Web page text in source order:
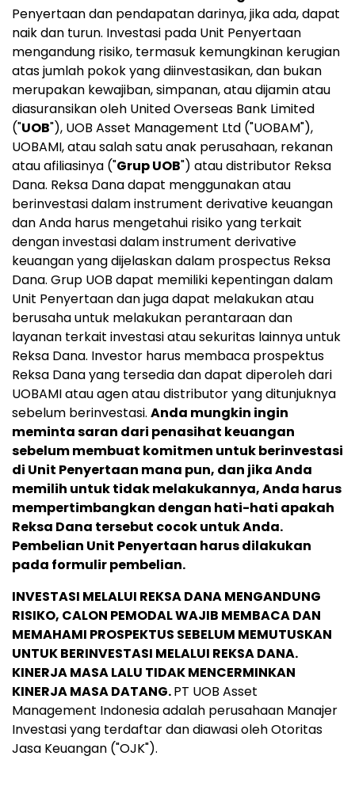
Penyertaan dan pendapatan darinya, jika ada, dapat
naik dan turun. Investasi pada Unit Penyertaan
mengandung risiko, termasuk kemungkinan kerugian
atas jumlah pokok yang diinvestasikan, dan bukan
merupakan kewajiban, simpanan, atau dijamin atau
diasuransikan oleh United Overseas Bank Limited
("UOB"), UOB Asset Management Ltd ("UOBAM"),
UOBAMI, atau salah satu anak perusahaan, rekanan
atau afiliasinya ("Grup UOB") atau distributor Reksa
Dana. Reksa Dana dapat menggunakan atau
berinvestasi dalam instrument derivative keuangan
dan Anda harus mengetahui risiko yang terkait
dengan investasi dalam instrument derivative
keuangan yang dijelaskan dalam prospectus Reksa
Dana. Grup UOB dapat memiliki kepentingan dalam
Unit Penyertaan dan juga dapat melakukan atau
berusaha untuk melakukan perantaraan dan
layanan terkait investasi atau sekuritas lainnya untuk
Reksa Dana. Investor harus membaca prospektus
Reksa Dana yang tersedia dan dapat diperoleh dari
UOBAMI atau agen atau distributor yang ditunjuknya
sebelum berinvestasi. Anda mungkin ingin
meminta saran dari penasihat keuangan
sebelum membuat komitmen untuk berinvestasi
di Unit Penyertaan mana pun, dan jika Anda
memilih untuk tidak melakukannya, Anda harus
mempertimbangkan dengan hati-hati apakah
Reksa Dana tersebut cocok untuk Anda.
Pembelian Unit Penyertaan harus dilakukan
pada formulir pembelian.
INVESTASI MELALUI REKSA DANA MENGANDUNG
RISIKO, CALON PEMODAL WAJIB MEMBACA DAN
MEMAHAMI PROSPEKTUS SEBELUM MEMUTUSKAN
UNTUK BERINVESTASI MELALUI REKSA DANA.
KINERJA MASA LALU TIDAK MENCERMINKAN
KINERJA MASA DATANG.PT UOB Asset
Management Indonesia adalah perusahaan Manajer
Investasi yang terdaftar dan diawasi oleh Otoritas
Jasa Keuangan ("OJK").